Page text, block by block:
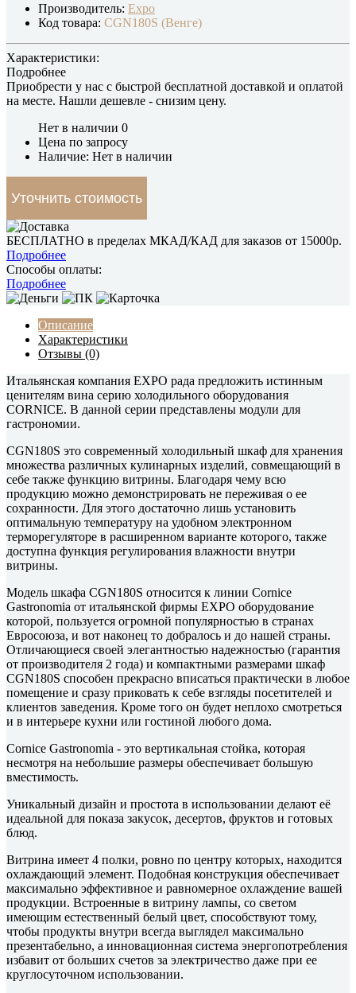
Производитель: Expo
Код товара: CGN180S (Венге)
Характеристики:
Подробнее
Приобрести у нас с быстрой бесплатной доставкой и оплатой
на месте. Нашли дешевле - снизим цену.
Нет в наличии 0
Цена по запросу
Наличие: Нет в наличии
Уточнить стоимость
БЕСПЛАТНО в пределах МКАД/КАД для заказов от 15000р.
Подробнее
Способы оплаты:
Подробнее
Описание
Характеристики
Отзывы (0)
Итальянская компания EXPO рада предложить истинным
ценителям вина серию холодильного оборудования
CORNICE. В данной серии представлены модули для
гастрономии.
CGN180S это современный холодильный шкаф для хранения
множества различных кулинарных изделий, совмещающий в
себе также функцию витрины. Благодаря чему всю
продукцию можно демонстрировать не переживая о ее
сохранности. Для этого достаточно лишь установить
оптимальную температуру на удобном электронном
терморегуляторе в расширенном варианте которого, также
доступна функция регулирования влажности внутри
витрины.
Модель шкафа CGN180S относится к линии Cornice
Gastronomia от итальянской фирмы EXPO оборудование
которой, пользуется огромной популярностью в странах
Евросоюза, и вот наконец то добралось и до нашей страны.
Отличающиеся своей элегантностью надежностью (гарантия
от производителя 2 года) и компактными размерами шкаф
CGN180S способен прекрасно вписаться практически в любое
помещение и сразу приковать к себе взгляды посетителей и
клиентов заведения. Кроме того он будет неплохо смотреться
и в интерьере кухни или гостиной любого дома.
Cornice Gastronomia - это вертикальная стойка, которая
несмотря на небольшие размеры обеспечивает большую
вместимость.
Уникальный дизайн и простота в использовании делают её
идеальной для показа закусок, десертов, фруктов и готовых
блюд.
Витрина имеет 4 полки, ровно по центру которых, находится
охлаждающий элемент. Подобная конструкция обеспечивает
максимально эффективное и равномерное охлаждение вашей
продукции. Встроенные в витрину лампы, со светом
имеющим естественный белый цвет, способствуют тому,
чтобы продукты внутри всегда выглядел максимально
презентабельно, а инновационная система энергопотребления
избавит от больших счетов за электричество даже при ее
круглосуточном использовании.